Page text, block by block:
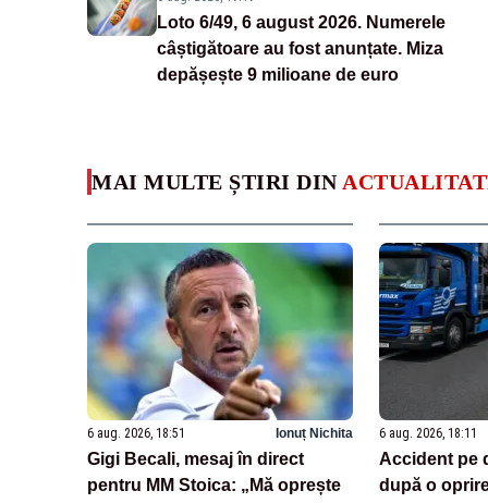
Loto 6/49, 6 august 2026. Numerele
câștigătoare au fost anunțate. Miza
depășește 9 milioane de euro
MAI MULTE ȘTIRI DIN
6 aug. 2026, 18:51 Ionuț Nichita
Gigi Becali, mesaj în direct
pentru MM Stoica: „Mă oprește
6 aug. 2026, 18:11
Accident pe
după o